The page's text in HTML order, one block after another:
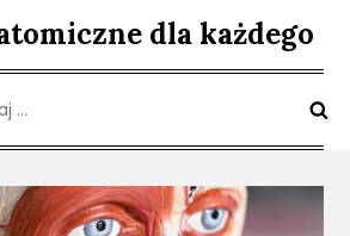
dla każdego